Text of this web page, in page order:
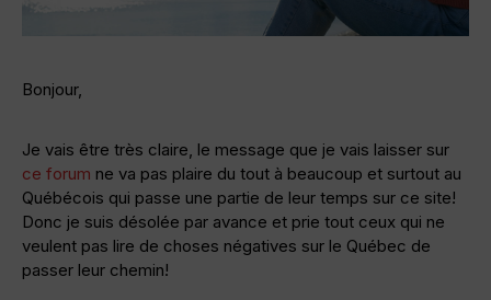
Bonjour,
Je vais être très claire, le message que je vais laisser sur
ce forum ne va pas plaire du tout à beaucoup et surtout au
Québécois qui passe une partie de leur temps sur ce site!
Donc je suis désolée par avance et prie tout ceux qui ne
veulent pas lire de choses négatives sur le Québec de
passer leur chemin!